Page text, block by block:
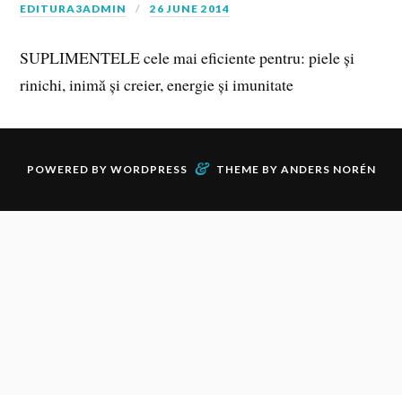
EDITURA3ADMIN 26 JUNE 2014
SUPLIMENTELE cele mai eficiente pentru: piele și
rinichi, inimă și creier, energie și imunitate
POWERED BY WORDPRESS & THEME BY ANDERS NORÉN